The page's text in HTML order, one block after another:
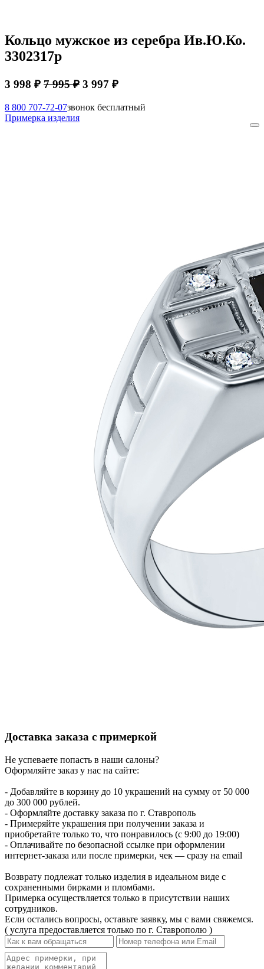
Кольцо мужское из серебра Ив.Ю.Ко.
3302317р
3 998 ₽ 7 995 ₽ 3 997 ₽
8 800 707-72-07звонок бесплатный
Примерка изделия
Доставка заказа с примеркой
Не успеваете попасть в наши салоны?
Оформляйте заказ у нас на сайте:
- Добавляйте в корзину до 10 украшений на сумму от 50 000
до 300 000 рублей.
- Оформляйте доставку заказа по г. Ставрополь
- Примеряйте украшения при получении заказа и
приобретайте только то, что понравилось (с 9:00 до 19:00)
- Оплачивайте по безопасной ссылке при оформлении
интернет-заказа или после примерки, чек — сразу на email
Возврату подлежат только изделия в идеальном виде с
сохраненными бирками и пломбами.
Примерка осуществляется только в присутствии наших
сотрудников.
Если остались вопросы, оставьте заявку, мы с вами свяжемся.
( услуга предоставляется только по г. Ставрополю )